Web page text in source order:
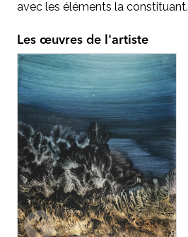
avec les éléments la constituant.
Les œuvres de l'artiste